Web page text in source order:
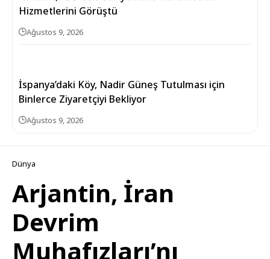
Hizmetlerini Görüştü
Ağustos 9, 2026
İspanya’daki Köy, Nadir Güneş Tutulması için
Binlerce Ziyaretçiyi Bekliyor
Ağustos 9, 2026
Dünya
Arjantin, İran
Devrim
Muhafızları’nı